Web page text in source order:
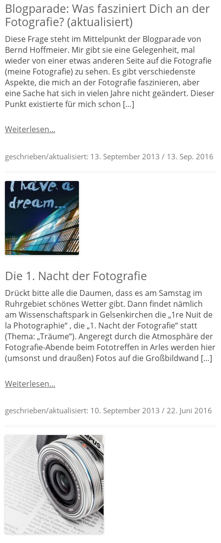
Blogparade: Was fasziniert Dich an der
Fotografie? (aktualisiert)
Diese Frage steht im Mittelpunkt der Blogparade von
Bernd Hoffmeier. Mir gibt sie eine Gelegenheit, mal
wieder von einer etwas anderen Seite auf die Fotografie
(meine Fotografie) zu sehen. Es gibt verschiedenste
Aspekte, die mich an der Fotografie faszinieren, aber
eine Sache hat sich in vielen Jahre nicht geändert. Dieser
Punkt existierte für mich schon […]
Weiterlesen...
geschrieben/aktualisiert: 13. September 2013 / 13. Sep. 2016
Die 1. Nacht der Fotografie
Drückt bitte alle die Daumen, dass es am Samstag im
Ruhrgebiet schönes Wetter gibt. Dann findet nämlich
am Wissenschaftspark in Gelsenkirchen die „1re Nuit de
la Photographie“ , die „1. Nacht der Fotografie“ statt
(Thema: „Träume“). Angeregt durch die Atmosphäre der
Fotografie-Abende beim Fototreffen in Arles werden hier
(umsonst und draußen) Fotos auf die Großbildwand […]
Weiterlesen...
geschrieben/aktualisiert: 10. September 2013 / 22. Juni 2016